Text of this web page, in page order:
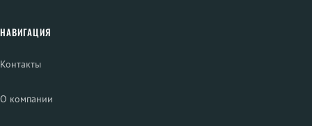
НАВИГАЦИЯ
Контакты
О компании